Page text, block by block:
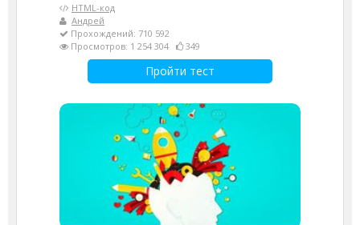
HTML-код
Андрей
Прохождений: 710 592
Просмотров: 1 254 304
349
Пройти тест